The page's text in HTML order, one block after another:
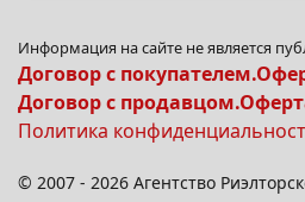
Информация на сайте не является
Договор с
Договор с
Политика
© 2007 - 2026 Агентство